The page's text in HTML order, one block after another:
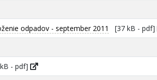
odpadov - september 2011
[37 kB - pdf]
- pdf]